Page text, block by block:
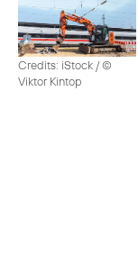
Credits: iStock / ©
Viktor Kintop